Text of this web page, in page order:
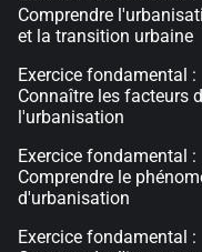
Comprendre
et la transition urbaine
Exercice fondamental :
Connaître les facteurs
l'urbanisation
Exercice fondamental :
Comprendre le
d'urbanisation
Exercice fondamental :